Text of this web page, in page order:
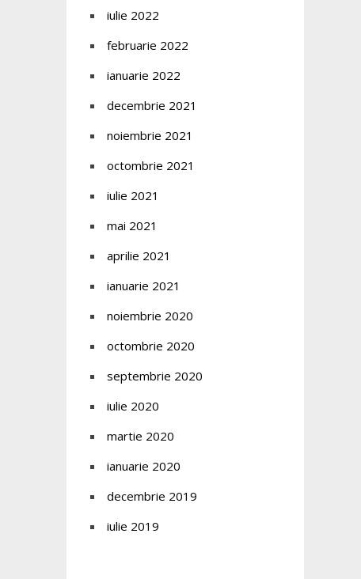
iulie 2022
februarie 2022
ianuarie 2022
decembrie 2021
noiembrie 2021
octombrie 2021
iulie 2021
mai 2021
aprilie 2021
ianuarie 2021
noiembrie 2020
octombrie 2020
septembrie 2020
iulie 2020
martie 2020
ianuarie 2020
decembrie 2019
iulie 2019